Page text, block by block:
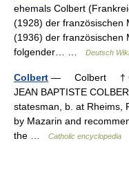
ehemals Colbert
(1928) der französischen
(1936) der französischen
folgender… …
Deutsch
Colbert — Colbert †
JEAN BAPTISTE
statesman, b. at Rheims,
by Mazarin and
the …
Catholic encyclopedia